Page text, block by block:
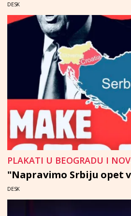
DESK
PLAKATI U BEOGRADU I
"Napravimo Srbiju opet
DESK